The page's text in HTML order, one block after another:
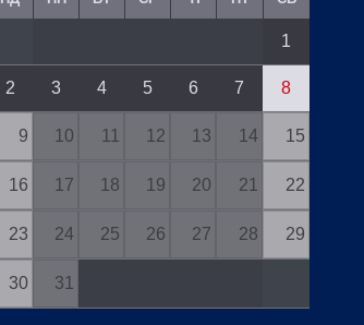
1
2 3 4 5 6 7 8
9 10 11 12 13 14 15
16 17 18 19 20 21 22
23 24 25 26 27 28 29
30 31